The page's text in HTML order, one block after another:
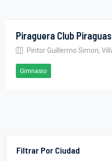
Filtrar Por Ciudad
Piraguera Club
Pintor Guillermo Simon,
Gimnasio